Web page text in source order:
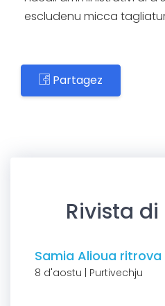
escludenu micca
Partagez
Rivista
Samia Alioua
8 d'aostu | Purtivechju